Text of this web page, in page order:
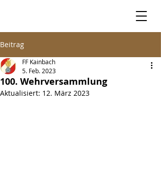
Beitrag
100. Wehrversammlung
FF Kainbach
5. Feb. 2023
Aktualisiert: 12. März 2023